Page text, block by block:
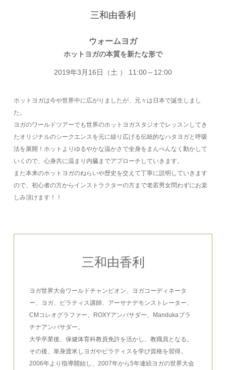
三和由香利
ウォームヨガ
ホットヨガの本質を新たな形で
2019年3月16日（土 ） 11:00～12:00
ホットヨガは今や世界中に広がりましたが、元々は日本で誕生しまし
た。
ヨガのワールドツアーでも世界のホットヨガスタジオでレッスンしてき
たオリジナルのシークエンスを元に繰り広げる伝統的なハタヨガと呼吸
法を展開！ホットよりゆるやかな温かさで全身をまんべんなく動かして
いくので、心身共に温まり内臓までアプローチしていきます。
また本来のホットヨガのねらいや歴史を交えて丁寧に説明していきます
ので、初心者の方からインストラクターの方まで老若男女問わずにお楽
しみ頂けます！！
三和由香利
ヨガ世界大会ワールドチャンピオン、ヨガコーディネータ
ー、ヨガ、ピラティス講師、アーサナデモンストレーター、
CMコレオグラファー、ROXYアンバサダー、Mandukaプラ
チナアンバサダー。
大学卒業後、保健体育科教員免許を活かし、教職員となる。
その後、単身渡米しヨガやピラティスを学び資格を習得。
2006年より指導開始し、2007年から5年連続ヨガの世界大会